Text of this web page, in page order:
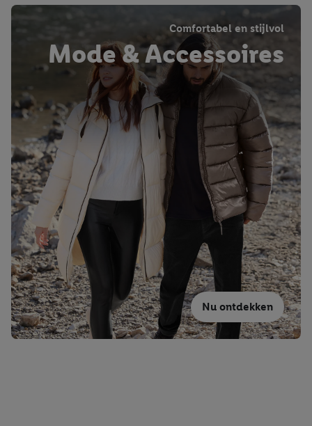
Comfortabel en stijlvol
Mode & Accessoires
Nu ontdekken